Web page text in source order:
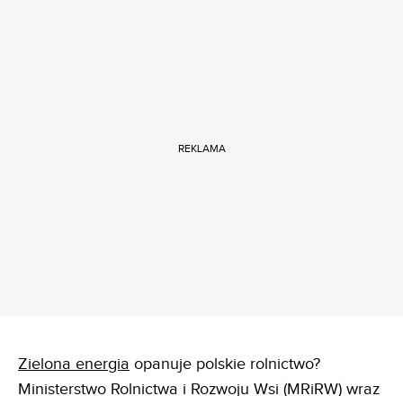
REKLAMA
Zielona energia opanuje polskie rolnictwo?
Ministerstwo Rolnictwa i Rozwoju Wsi (MRiRW) wraz